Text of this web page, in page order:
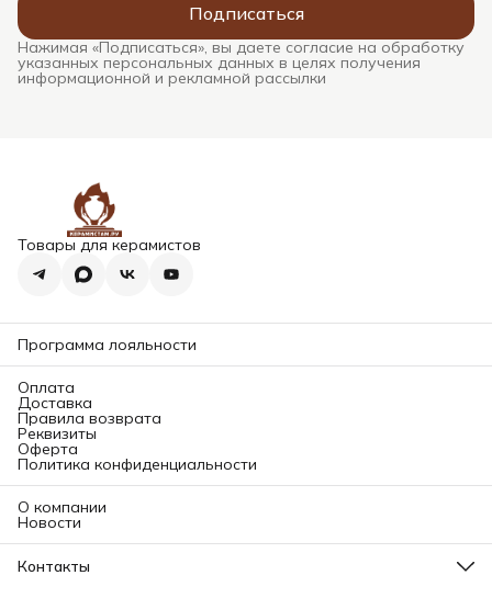
Подписаться
Нажимая «Подписаться», вы даете согласие на обработку
указанных персональных данных в целях получения
информационной и рекламной рассылки
Товары для керамистов
Программа лояльности
Оплата
Доставка
Правила возврата
Реквизиты
Оферта
Политика конфиденциальности
О компании
Новости
Контакты